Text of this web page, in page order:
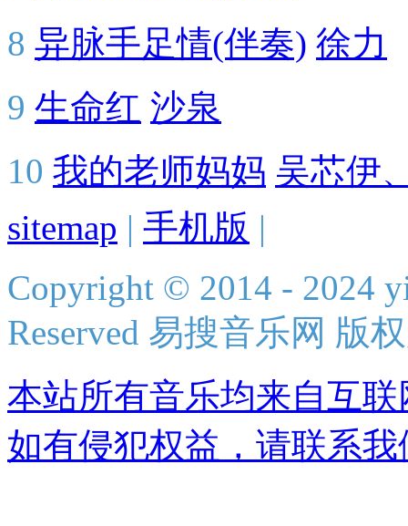
8 异脉手足情(伴奏) 徐力
9 生命红 沙泉
10 我的老师妈妈 吴芯伊
sitemap | 手机版 |
Copyright © 2014 - 2024
Reserved 易搜音乐网 版
本站所有音乐均来自互
如有侵犯权益，请联系